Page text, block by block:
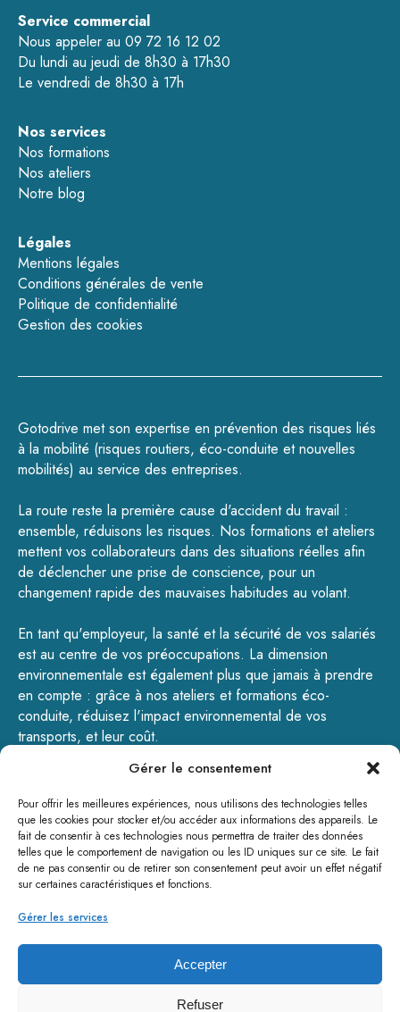
Gérer le consentement
Pour offrir les meilleures expériences, nous utilisons des technologies telles
que les cookies pour stocker et/ou accéder aux informations des appareils. Le
fait de consentir à ces technologies nous permettra de traiter des données
telles que le comportement de navigation ou les ID uniques sur ce site. Le fait
de ne pas consentir ou de retirer son consentement peut avoir un effet négatif
sur certaines caractéristiques et fonctions.
Gérer les services
Accepter
Refuser
Service commercial
Nous appeler au 09 72 16 12 02
Du lundi au jeudi de 8h30 à 17h30
Le vendredi de 8h30 à 17h
Nos services
Nos formations
Nos ateliers
Notre blog
Légales
Mentions légales
Conditions générales de vente
Politique de confidentialité
Gestion des cookies
Gotodrive met son expertise en prévention des risques liés
à la mobilité (risques routiers, éco-conduite etnouvelles
mobilités) au service des entreprises.
La route reste la première cause d'accident du travail :
ensemble, réduisons les risques. Nos formations etateliers
mettent vos collaborateurs dans des situations réelles afin
de déclencher une prise de conscience, pour un
changement rapide des mauvaises habitudes au volant.
En tant qu'employeur, la santé et la sécurité de vos salariés
est au centre de vos préoccupations. La dimension
environnementale est également plus que jamais à prendre
en compte : grâce à nos ateliers et formations éco-
conduite, réduisez l'impact environnemental de vos
transports, et leur coût.
GOTODRIVE - 200, rue de la Pulmez – 59310 Landas -
www.gotodrive.fr